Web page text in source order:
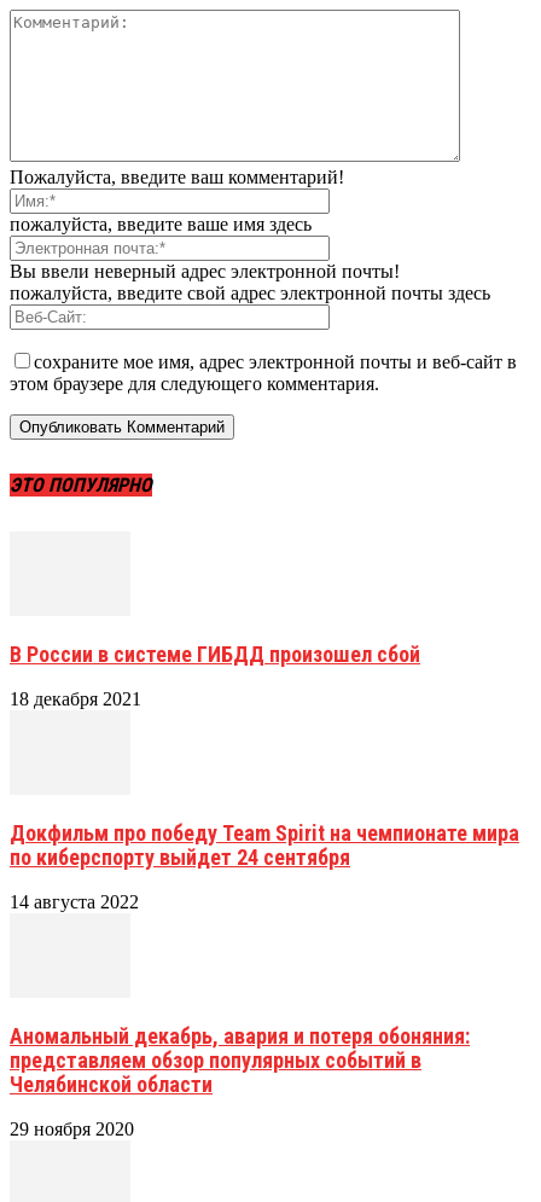
Пожалуйста, введите ваш комментарий!
пожалуйста, введите ваше имя здесь
Вы ввели неверный адрес электронной почты!
пожалуйста, введите свой адрес электронной почты здесь
сохраните мое имя, адрес электронной почты и веб-сайт в
этом браузере для следующего комментария.
ЭТО ПОПУЛЯРНО
В России в системе ГИБДД произошел сбой
18 декабря 2021
Докфильм про победу Team Spirit на чемпионате мира
по киберспорту выйдет 24 сентября
14 августа 2022
Аномальный декабрь, авария и потеря обоняния:
представляем обзор популярных событий в
Челябинской области
29 ноября 2020